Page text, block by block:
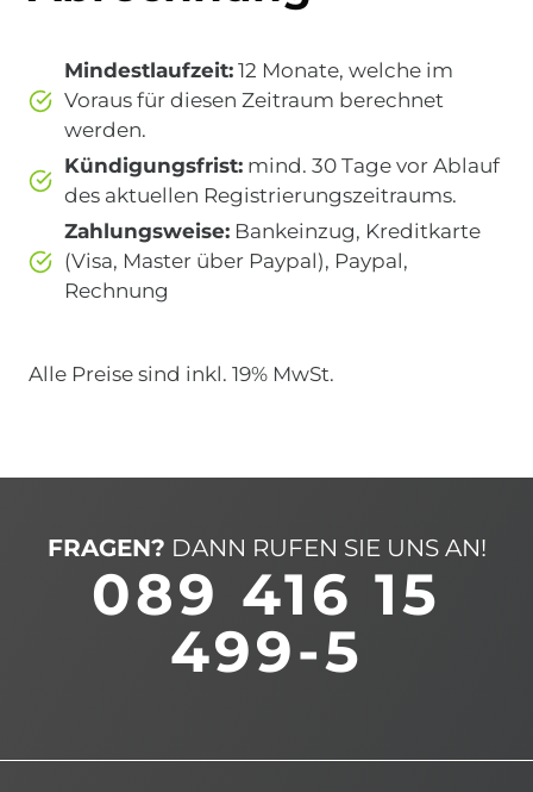
Mindestlaufzeit: 12 Monate, welche im
Voraus für diesen Zeitraum berechnet
werden.
Kündigungsfrist: mind. 30 Tage vor Ablauf
des aktuellen Registrierungszeitraums.
Zahlungsweise: Bankeinzug, Kreditkarte
(Visa, Master über Paypal), Paypal,
Rechnung
Alle Preise sind inkl. 19% MwSt.
FRAGEN? DANN RUFEN SIE UNS AN!
089 416 15
499-5